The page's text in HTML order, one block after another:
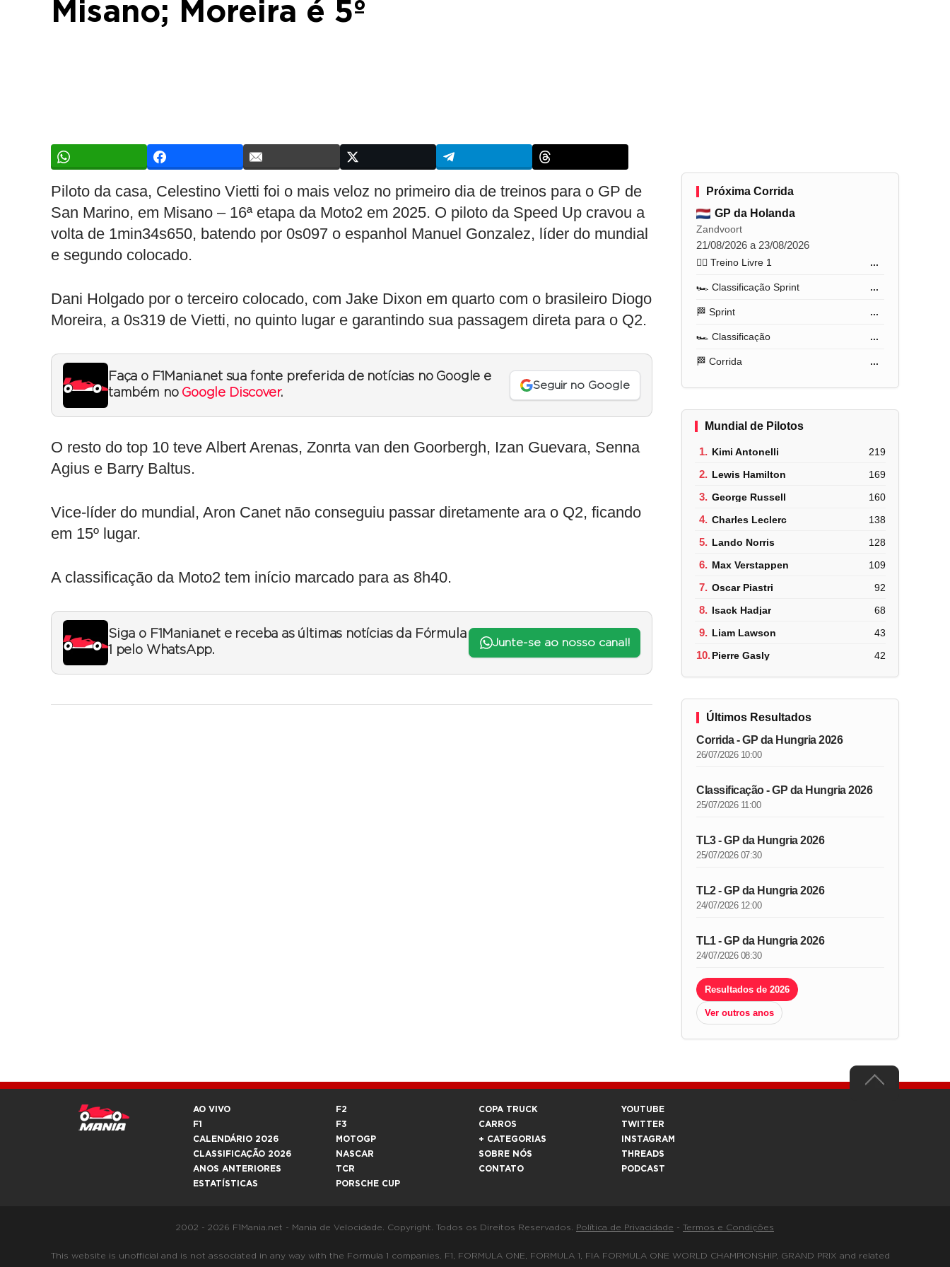
Misano; Moreira é 5º
Piloto da casa, Celestino Vietti foi o mais veloz no primeiro dia de treinos para o GP de
San Marino, em Misano – 16ª etapa da Moto2 em 2025. O piloto da Speed Up cravou a
volta de 1min34s650, batendo por 0s097 o espanhol Manuel Gonzalez, líder do mundial
e segundo colocado.
Dani Holgado por o terceiro colocado, com Jake Dixon em quarto com o brasileiro Diogo
Moreira, a 0s319 de Vietti, no quinto lugar e garantindo sua passagem direta para o Q2.
Faça o F1Mania.net sua fonte preferida de notícias no Google e
também no Google Discover.
Seguir no Google
O resto do top 10 teve Albert Arenas, Zonrta van den Goorbergh, Izan Guevara, Senna
Agius e Barry Baltus.
Vice-líder do mundial, Aron Canet não conseguiu passar diretamente ara o Q2, ficando
em 15º lugar.
A classificação da Moto2 tem início marcado para as 8h40.
Siga o F1Mania.net e receba as últimas notícias da Fórmula
1 pelo WhatsApp.
Junte-se ao nosso canal!
Próxima Corrida
GP da Holanda
Zandvoort
21/08/2026 a 23/08/2026
🏋️‍♂️ Treino Livre 1 ...
🏎️ Classificação Sprint ...
🏁 Sprint ...
🏎️ Classificação ...
🏁 Corrida ...
Mundial de Pilotos
1. Kimi Antonelli 219
2. Lewis Hamilton 169
3. George Russell 160
4. Charles Leclerc 138
5. Lando Norris 128
6. Max Verstappen 109
7. Oscar Piastri 92
8. Isack Hadjar 68
9. Liam Lawson 43
10.Pierre Gasly 42
Últimos Resultados
Corrida - GP da Hungria 2026
26/07/2026 10:00
Classificação - GP da Hungria 2026
25/07/2026 11:00
TL3 - GP da Hungria 2026
25/07/2026 07:30
TL2 - GP da Hungria 2026
24/07/2026 12:00
TL1 - GP da Hungria 2026
24/07/2026 08:30
Resultados de 2026
Ver outros anos
AO VIVO
F1
CALENDÁRIO 2026
CLASSIFICAÇÃO 2026
ANOS ANTERIORES
ESTATÍSTICAS
F2
F3
MOTOGP
NASCAR
TCR
PORSCHE CUP
COPA TRUCK
CARROS
+ CATEGORIAS
SOBRE NÓS
CONTATO
YOUTUBE
TWITTER
INSTAGRAM
THREADS
PODCAST
2002 - 2026 F1Mania.net - Mania de Velocidade. Copyright. Todos os Direitos Reservados. Política de Privacidade - Termos e Condições
This website is unofficial and is not associated in any way with the Formula 1 companies. F1, FORMULA ONE, FORMULA 1, FIA FORMULA ONE WORLD CHAMPIONSHIP, GRAND PRIX and related